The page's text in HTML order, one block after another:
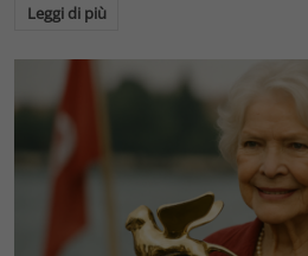
Leggi di più